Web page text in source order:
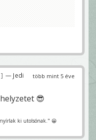
több mint 5 éve
— Jedi
😎
nyírlak ki utolsónak." 😀